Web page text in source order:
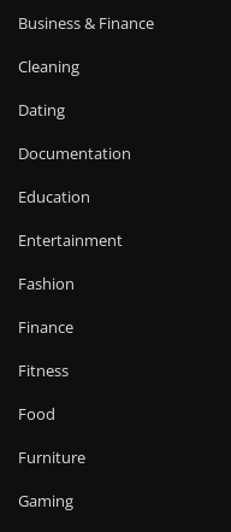
Business & Finance
Cleaning
Dating
Documentation
Education
Entertainment
Fashion
Finance
Fitness
Food
Furniture
Gaming